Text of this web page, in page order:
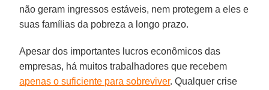
não geram ingressos estáveis, nem protegem a eles e
suas famílias da pobreza a longo prazo.
Apesar dos importantes lucros econômicos das
empresas, há muitos trabalhadores que recebem
apenas o suficiente para sobreviver. Qualquer crise